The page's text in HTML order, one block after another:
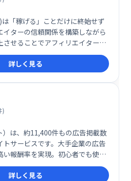
「稼げる」ことだけに終始せず
イターの信頼関係を構築しながら
させることでアフィリエイターの
とをミッションとしています。
詳しく見る
)
は、約11,400件もの広告掲載数
トサービスです。大手企業の広告
い報酬率を実現。初心者でも使い
ースで、ブログ運営者にも最適で
ら、最適な案件を見つけ、収益
詳しく見る